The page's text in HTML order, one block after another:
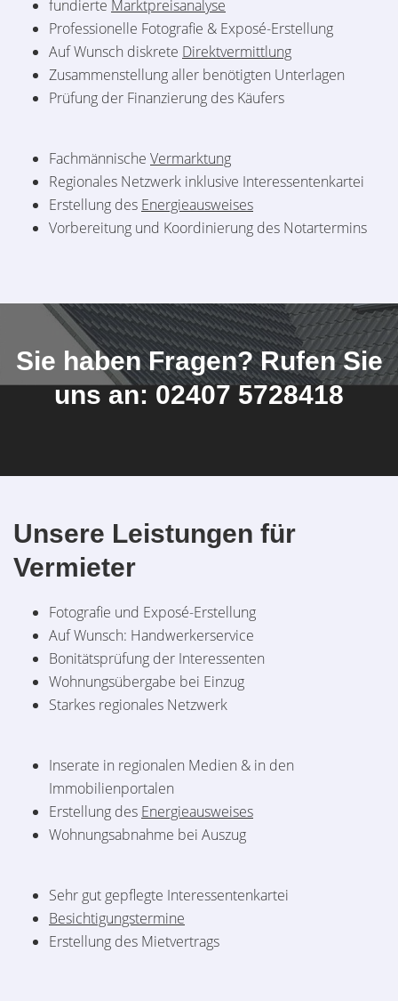
fundierte Marktpreisanalyse
Professionelle Fotografie & Exposé-Erstellung
Auf Wunsch diskrete Direktvermittlung
Zusammenstellung aller benötigten Unterlagen
Prüfung der Finanzierung des Käufers
Fachmännische Vermarktung
Regionales Netzwerk inklusive Interessentenkartei
Erstellung des Energieausweises
Vorbereitung und Koordinierung des Notartermins
Sie haben Fragen? Rufen Sie
uns an: 02407 5728418
Unsere Leistungen für
Vermieter
Fotografie und Exposé-Erstellung
Auf Wunsch: Handwerkerservice
Bonitätsprüfung der Interessenten
Wohnungsübergabe bei Einzug
Starkes regionales Netzwerk
Inserate in regionalen Medien & in den
Immobilienportalen
Erstellung des Energieausweises
Wohnungsabnahme bei Auszug
Sehr gut gepflegte Interessentenkartei
Besichtigungstermine
Erstellung des Mietvertrags